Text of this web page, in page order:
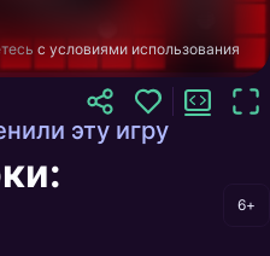
с условиями использования
эту игру
6+